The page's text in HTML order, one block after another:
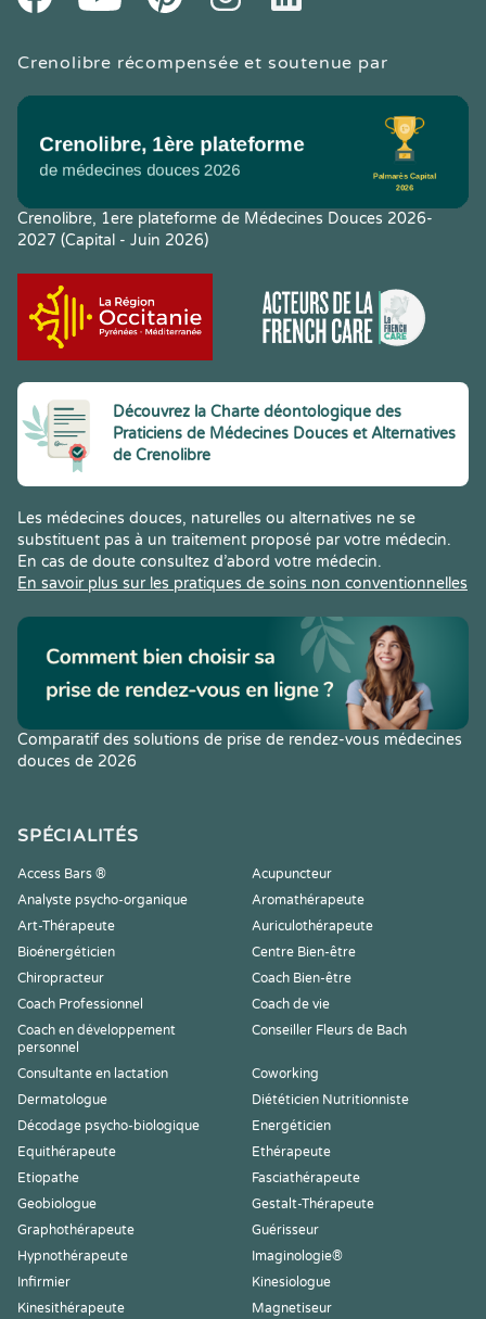
Crenolibre récompensée et soutenue par
Crenolibre, 1ere plateforme de Médecines Douces 2026-
2027 (Capital - Juin 2026)
Découvrez la Charte déontologique des
Praticiens de Médecines Douces et Alternatives
de Crenolibre
Les médecines douces, naturelles ou alternatives ne se
substituent pas à un traitement proposé par votre médecin.
En cas de doute consultez d’abord votre médecin.
En savoir plus sur les pratiques de soins non conventionnelles
Comparatif des solutions de prise de rendez-vous médecines
douces de 2026
SPÉCIALITÉS
Access Bars ®
Acupuncteur
Analyste psycho-organique
Aromathérapeute
Art-Thérapeute
Auriculothérapeute
Bioénergéticien
Centre Bien-être
Chiropracteur
Coach Bien-être
Coach Professionnel
Coach de vie
Coach en développement
personnel
Conseiller Fleurs de Bach
Consultante en lactation
Coworking
Dermatologue
Diététicien Nutritionniste
Décodage psycho-biologique
Energéticien
Equithérapeute
Ethérapeute
Etiopathe
Fasciathérapeute
Geobiologue
Gestalt-Thérapeute
Graphothérapeute
Guérisseur
Hypnothérapeute
Imaginologie®
Infirmier
Kinesiologue
Kinesithérapeute
Magnetiseur